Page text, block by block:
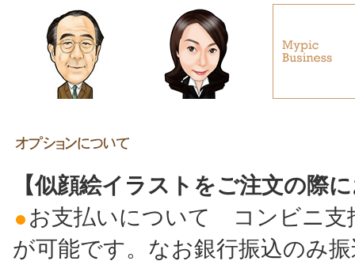
【似顔絵イラストをご注文の際
お支払いについて コンビニ支
が可能です。なお銀行振込のみ